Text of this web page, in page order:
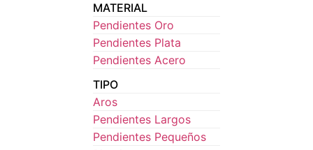
MATERIAL
Pendientes Oro
Pendientes Plata
Pendientes Acero
TIPO
Aros
Pendientes Largos
Pendientes Pequeños